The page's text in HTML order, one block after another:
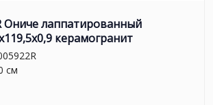
Ониче лаппатированный
керамогранит
см